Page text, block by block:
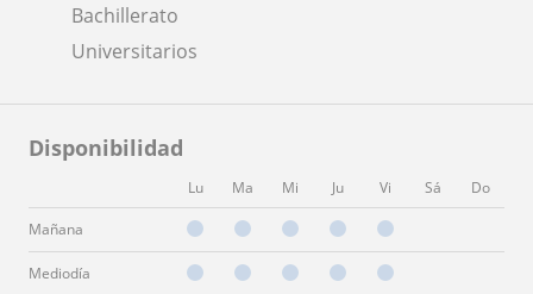
Bachillerato
Universitarios
Disponibilidad
Lu Ma Mi Ju Vi Sá Do
Mañana
Mediodía